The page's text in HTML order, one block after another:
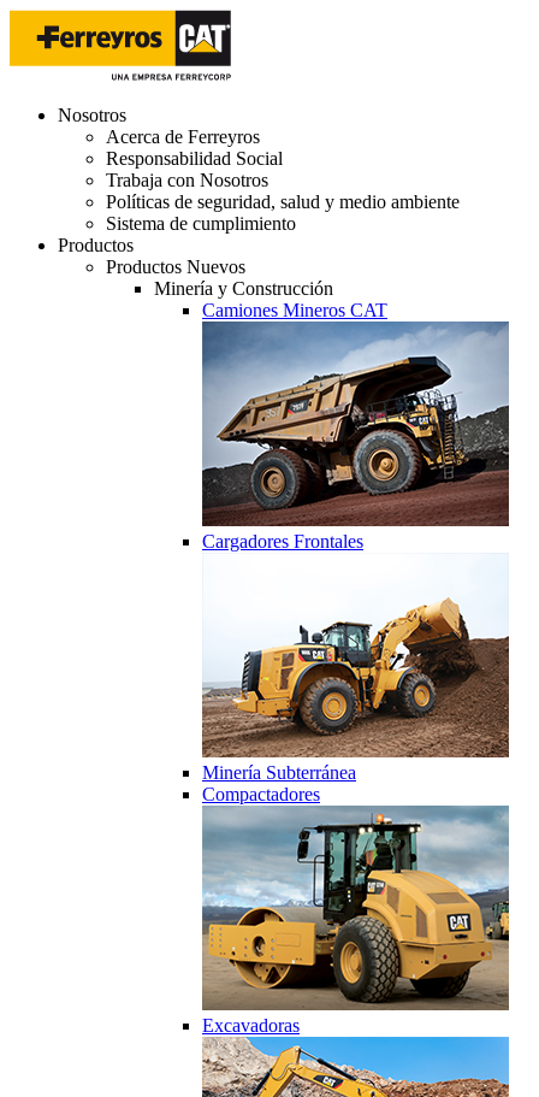
Nosotros
Acerca de Ferreyros
Responsabilidad Social
Trabaja con Nosotros
Políticas de seguridad, salud y medio ambiente
Sistema de cumplimiento
Productos
Productos Nuevos
Minería y Construcción
Camiones Mineros CAT
Cargadores Frontales
Minería Subterránea
Compactadores
Excavadoras